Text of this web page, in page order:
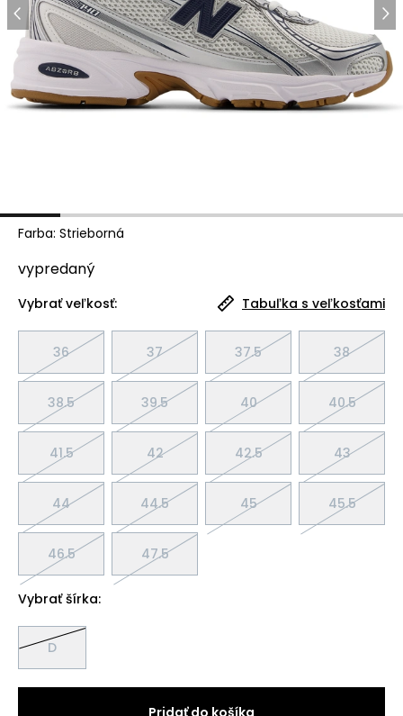
Farba: Strieborná
vypredaný
Vybrať veľkosť: Tabuľka s veľkosťami
36 37 37.5 38
38.5 39.5 40 40.5
41.5 42 42.5 43
44 44.5 45 45.5
46.5 47.5
Vybrať šírka:
D
Pridať do košíka